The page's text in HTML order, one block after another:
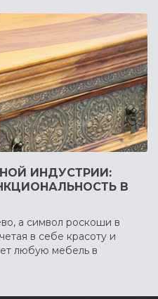
ИНДУСТРИИ:
В
а символ роскоши в
в себе красоту и
любую мебель в